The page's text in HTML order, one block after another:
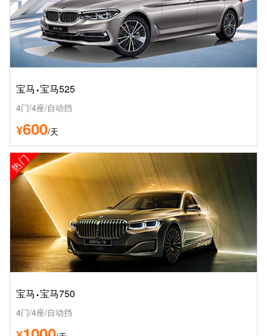
宝马·宝马525
4门/4座/自动挡
¥600/天
热门
宝马·宝马750
4门/4座/自动挡